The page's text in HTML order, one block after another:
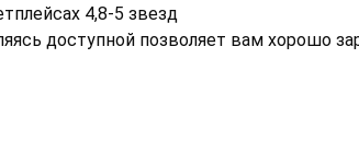
4,8-5 звезд
доступной позволяет вам хорошо